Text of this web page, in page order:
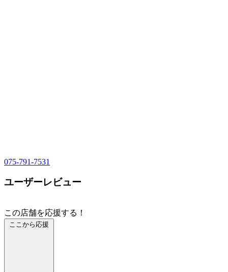
075-791-7531
ユーザーレビュー
この店舗を応援する！
ここから応援